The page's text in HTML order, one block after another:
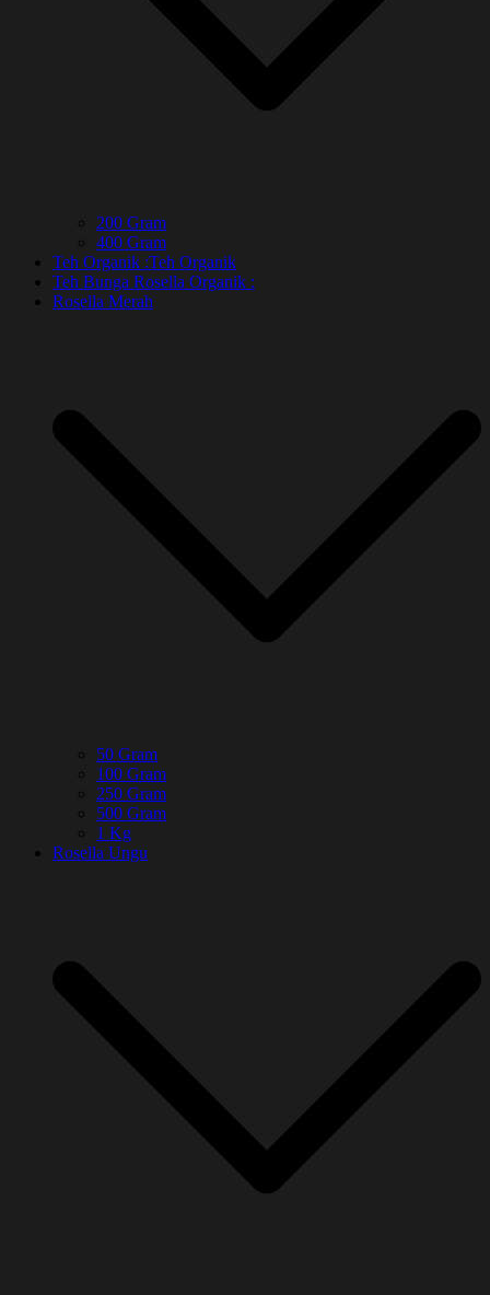
200 Gram
400 Gram
Teh Organik :Teh Organik
Teh Bunga Rosella Organik :
Rosella Merah
50 Gram
100 Gram
250 Gram
500 Gram
1 Kg
Rosella Ungu